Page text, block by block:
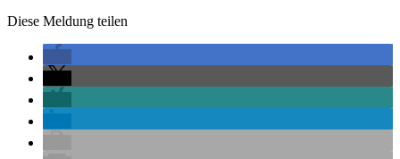
Diese Meldung teilen